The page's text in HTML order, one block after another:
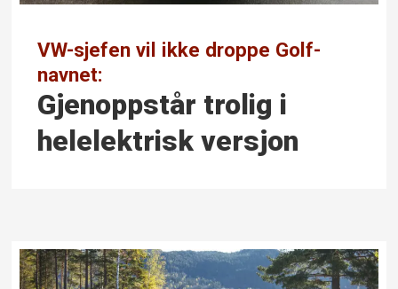
VW-sjefen vil ikke droppe Golf-
navnet:
Gjenoppstår trolig i
helelektrisk versjon